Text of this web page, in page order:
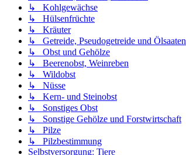
↳ Kohlgewächse
↳ Hülsenfrüchte
↳ Kräuter
↳ Getreide, Pseudogetreide und Ölsaaten
↳ Obst und Gehölze
↳ Beerenobst, Weinreben
↳ Wildobst
↳ Nüsse
↳ Kern- und Steinobst
↳ Sonstiges Obst
↳ Sonstige Gehölze und Forstwirtschaft
↳ Pilze
↳ Pilzbestimmung
Selbstversorgung: Tiere